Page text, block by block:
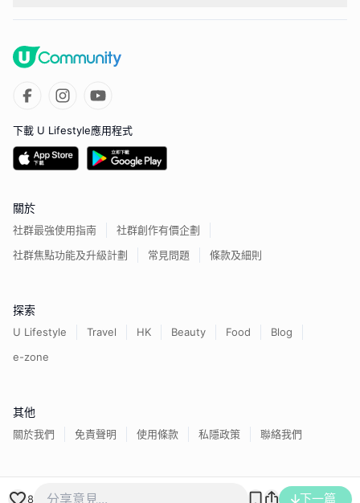
8 下一篇
下載 U Lifestyle應用程式
關於
社群最強使用指南
社群創作有價企劃
社群焦點功能及升級計劃
常見問題 條款及細則
探索
U Lifestyle Travel HK Beauty Food
Blog
e-zone
其他
關於我們 免責聲明 使用條款 私隱政策 聯絡我們
香港經濟日報版權所有©